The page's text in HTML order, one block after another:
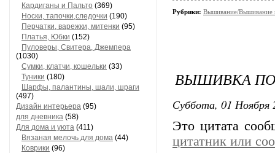
Кардиганы и Пальто (369)
Носки, тапочки,следочки (190)
Перчатки, варежки, митенки (95)
Платья, Юбки (152)
Пуловеры, Свитера, Джемпера
(1030)
Сумки, клатчи, кошельки (33)
Туники (180)
Шарфы, палантины, шали, шраги
(497)
Дизайн интерьера (95)
для дневника (58)
Для дома и уюта (411)
Вязаная мелочь для дома (44)
Коврики (96)
Рубрики: Вышивание/Вышивание
ВЫШИВКА
Суббота, 01 Ноября
Это цитата
цитатник или